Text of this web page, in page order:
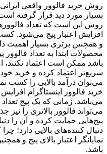
روش خرید فالوور واقعی ایرانی
بسیار مورد دید قرار گرفته
روش این است که تعداد
افزایش اعتبار پیج می‌شود.
و همچنین برتری بسیار اهمیت
محصولات ابتدا به تعداد فالوور
باشد ممکن است اعتماد نکنند،
سریع‌تر اعتماد کرده و خرید
می‌توان درآمد بالایی را کسب
خرید فالوور اینستاگرام
می‌باشد. زمانی که یک پیج تعداد
می‌تواند فالوور بالاتری را نیز
پیج‌هایی حمایت کرده و آن را
دنبال کننده‌های بالایی دارد؛
نمایانگر اعتبار بالای پیج و
باشد.